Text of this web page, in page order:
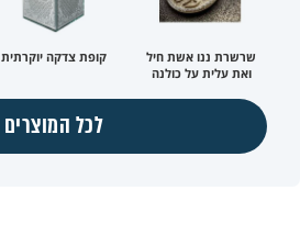
שרשרת ננו אשת חיל
ואת עלית על כולנה
קופת צדקה יוקרתית
לכל המוצרים